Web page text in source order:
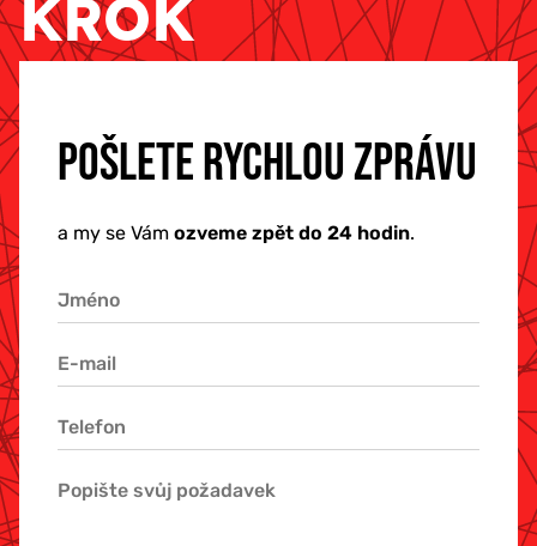
KROK
POŠLETE RYCHLOU ZPRÁVU
a my se Vám ozveme zpět do 24 hodin.